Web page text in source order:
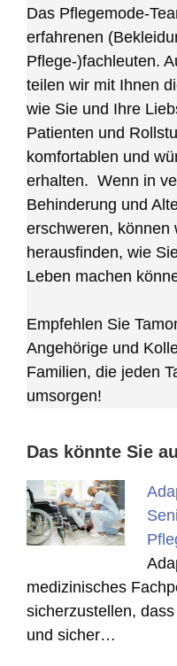
Das Pflegemode-
erfahrenen
Pflege-)fachleuten.
teilen wir mit Ihnen
wie Sie und Ihre
Patienten und
komfortablen und
erhalten. Wenn in
Behinderung und
erschweren, können
herausfinden, wie
Leben machen
Empfehlen Sie
Angehörige und
Familien, die jeden
umsorgen!
Das könnte Sie
medizinisches
sicherzustellen,
und sicher…